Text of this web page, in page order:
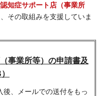
認知症サポート店（事業所
その取組みを支援していま
事業所等）の申請書及
、メールでの送付をもっ